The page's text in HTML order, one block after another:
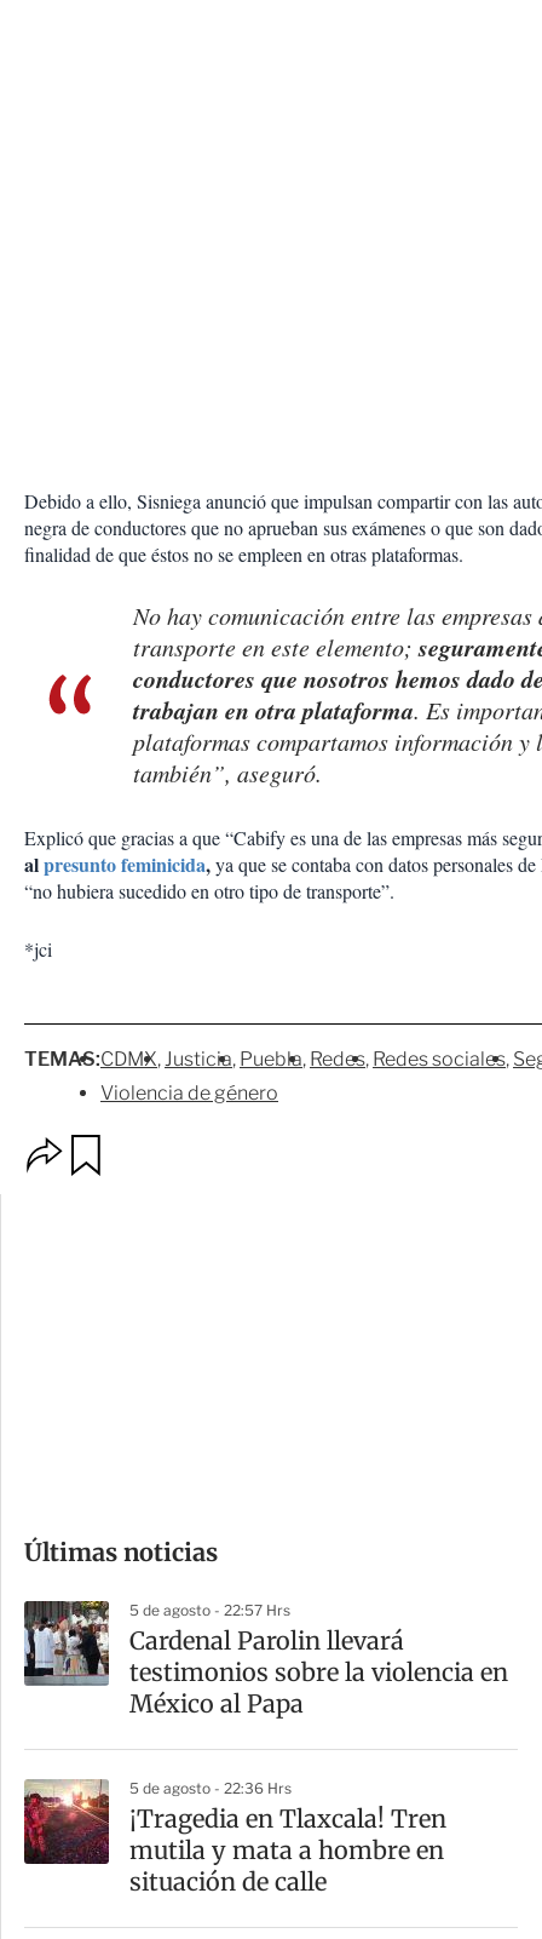
Debido a ello, Sisniega anunció que impulsan compartir con las
negra de conductores que no aprueban sus exámenes o que son
finalidad de que éstos no se empleen en otras plataformas.
No hay comunicación entre las
transporte en este elemento;
conductores que nosotros hemos dado
trabajan en otra plataforma. Es
plataformas compartamos información y
también”, aseguró.
Explicó que gracias a que “Cabify es una de las empresas más
alpresunto feminicida,ya que se contaba con datos personales
“no hubiera sucedido en otro tipo de transporte”.
*jci
TEMAS:CDMX Justicia Puebla Redes Redes sociales
Violencia de género
m
a
r
t
Últimas noticias
5 de agosto - 22:57 Hrs
Cardenal Parolin llevará
testimonios sobre la violencia en
México al Papa
5 de agosto - 22:36 Hrs
¡Tragedia en Tlaxcala! Tren
mutila y mata a hombre en
situación de calle